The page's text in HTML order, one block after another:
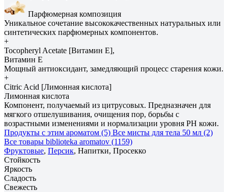
Парфюмерная композиция
Уникальное сочетание высококачественных натуральных или
синтетических парфюмерных компонентов.
+
Tocopheryl Acetate [Витамин E],
Витамин E
Мощный антиоксидант, замедляющий процесс старения кожи.
+
Citric Acid [Лимонная кислота]
Лимонная кислота
Компонент, получаемый из цитрусовых. Предназначен для
мягкого отшелушивания, очищения пор, борьбы с
возрастными изменениями и нормализации уровня РH кожи.
Продукты с этим ароматом (5) Все мисты для тела 50 мл (2)
Все товары biblioteka aromatov (1159)
Фруктовые, Персик, Напитки, Просекко
Стойкость
Яркость
Сладость
Свежесть